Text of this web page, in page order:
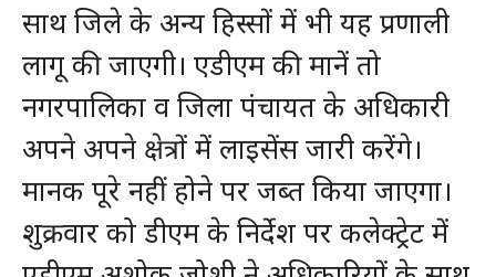
साथ जिले के अन्य हिस्सों में भी यह प्रणाली
लागू की जाएगी। एडीएम की मानें तो
नगरपालिका व जिला पंचायत के अधिकारी
अपने अपने क्षेत्रों में लाइसेंस जारी करेंगे।
मानक पूरे नहीं होने पर जब्त किया जाएगा।
शुक्रवार को डीएम के निर्देश पर कलेक्ट्रेट में